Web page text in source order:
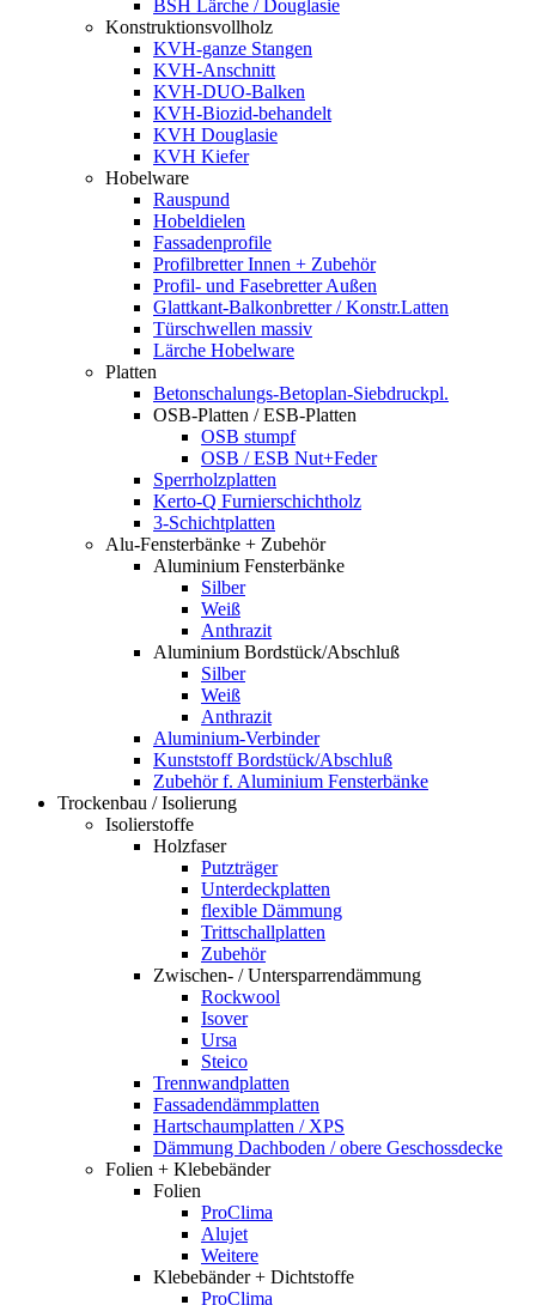
BSH Lärche / Douglasie
Konstruktionsvollholz
KVH-ganze Stangen
KVH-Anschnitt
KVH-DUO-Balken
KVH-Biozid-behandelt
KVH Douglasie
KVH Kiefer
Hobelware
Rauspund
Hobeldielen
Fassadenprofile
Profilbretter Innen + Zubehör
Profil- und Fasebretter Außen
Glattkant-Balkonbretter / Konstr.Latten
Türschwellen massiv
Lärche Hobelware
Platten
Betonschalungs-Betoplan-Siebdruckpl.
OSB-Platten / ESB-Platten
OSB stumpf
OSB / ESB Nut+Feder
Sperrholzplatten
Kerto-Q Furnierschichtholz
3-Schichtplatten
Alu-Fensterbänke + Zubehör
Aluminium Fensterbänke
Silber
Weiß
Anthrazit
Aluminium Bordstück/Abschluß
Silber
Weiß
Anthrazit
Aluminium-Verbinder
Kunststoff Bordstück/Abschluß
Zubehör f. Aluminium Fensterbänke
Trockenbau / Isolierung
Isolierstoffe
Holzfaser
Putzträger
Unterdeckplatten
flexible Dämmung
Trittschallplatten
Zubehör
Zwischen- / Untersparrendämmung
Rockwool
Isover
Ursa
Steico
Trennwandplatten
Fassadendämmplatten
Hartschaumplatten / XPS
Dämmung Dachboden / obere Geschossdecke
Folien + Klebebänder
Folien
ProClima
Alujet
Weitere
Klebebänder + Dichtstoffe
ProClima